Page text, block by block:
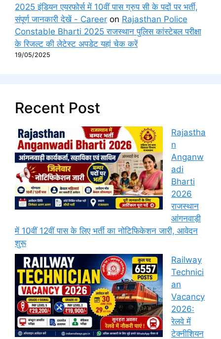
2025 इंडियन एयरफोर्स में 10वीं पास ग्रुप सी के पदों पर भर्ती,
संपूर्ण जानकारी देखें - Career on Rajasthan Police
Constable Bharti 2025 राजस्थान पुलिस कांस्टेबल परीक्षा
के रिजल्ट की लेटेस्ट अपडेट यहां चेक करें
19/05/2025
Recent Post
Rajastha
n
Anganw
adi
Bharti
2026
राजस्थान
आंगनवाड़ी
में 10वीं 12वीं पास के लिए भर्ती का नोटिफिकेशन जारी, आवेदन
शुरू
Railway
Technici
an
Vacancy
2026:
रेलवे में
टेक्नीशियन